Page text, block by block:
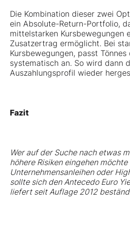
Die Kombination dieser zwei
ein Absolute-Return-Portfolio,
mittelstarken Kursbewegungen
Zusatzertrag ermöglicht. Bei
Kursbewegungen, passt
systematisch an. So wird dann
Auszahlungsprofil wieder
Fazit
Wer auf der Suche nach etwas
höhere Risiken eingehen möchte
Unternehmensanleihen oder
sollte sich den Antecedo Euro
liefert seit Auflage 2012